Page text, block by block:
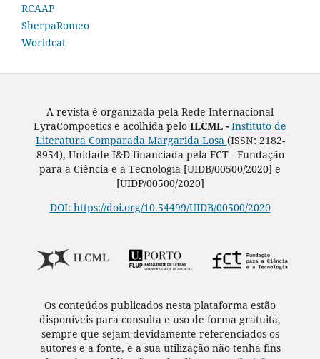
RCAAP
SherpaRomeo
Worldcat
A revista é organizada pela Rede Internacional
LyraCompoetics e acolhida pelo ILCML - Instituto de
Literatura Comparada Margarida Losa (ISSN: 2182-
8954), Unidade I&D financiada pela FCT - Fundação
para a Ciência e a Tecnologia [UIDB/00500/2020] e
[UIDP/00500/2020]
DOI: https://doi.org/10.54499/UIDB/00500/2020
Os conteúdos publicados nesta plataforma estão
disponíveis para consulta e uso de forma gratuita,
sempre que sejam devidamente referenciados os
autores e a fonte, e a sua utilização não tenha fins